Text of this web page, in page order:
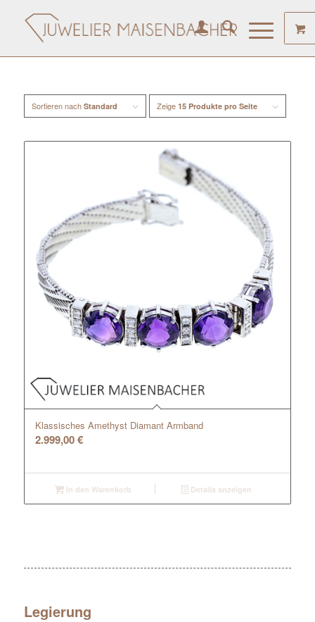
Sortieren nach Standard Zeige 15 Produkte pro Seite
Klassisches Amethyst Diamant Armband
2.999,00€
In den Warenkorb Details anzeigen
Legierung